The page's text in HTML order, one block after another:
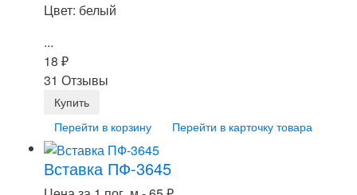
Цвет: белый
...
18 ₽
31 Отзывы
Перейти в корзину Перейти в карточку товара
Вставка ПФ-3645